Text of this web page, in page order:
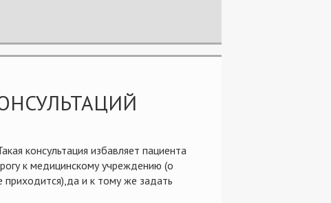
консультация избавляет пациента
к медицинскому учреждению (о
и к тому же задать